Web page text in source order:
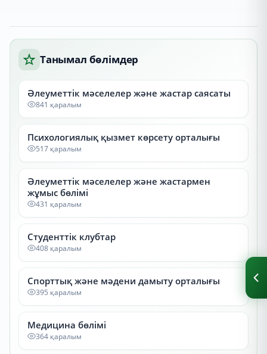
Танымал бөлімдер
Әлеуметтік мәселелер және жастар саясаты
841 қаралым
Психологиялық қызмет көрсету орталығы
517 қаралым
Әлеуметтік мәселелер және жастармен
жұмыс бөлімі
431 қаралым
Студенттік клубтар
408 қаралым
Спорттық және мәдени дамыту орталығы
395 қаралым
Медицина бөлімі
364 қаралым